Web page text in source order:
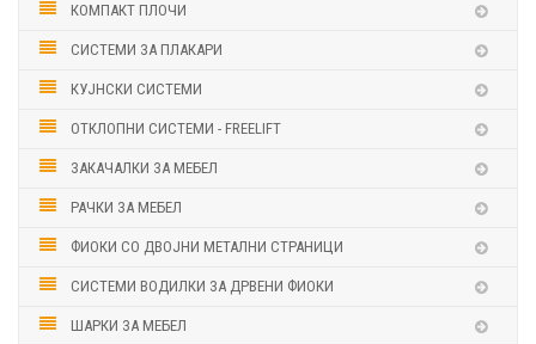
КОМПАКТ ПЛОЧИ
СИСТЕМИ ЗА ПЛАКАРИ
КУЈНСКИ СИСТЕМИ
ОТКЛОПНИ СИСТЕМИ - FREELIFT
ЗАКАЧАЛКИ ЗА МЕБЕЛ
РАЧКИ ЗА МЕБЕЛ
ФИОКИ СО ДВОЈНИ МЕТАЛНИ СТРАНИЦИ
СИСТЕМИ ВОДИЛКИ ЗА ДРВЕНИ ФИОКИ
ШАРКИ ЗА МЕБЕЛ